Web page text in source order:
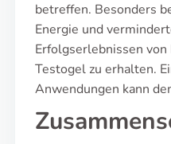
betreffen. Besonders
Energie und
Erfolgserlebnissen
Testogel zu erhalten.
Anwendungen kann